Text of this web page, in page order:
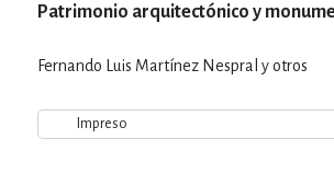
Patrimonio arquitectónico y
Fernando Luis Martínez Nespral y otros
Impreso